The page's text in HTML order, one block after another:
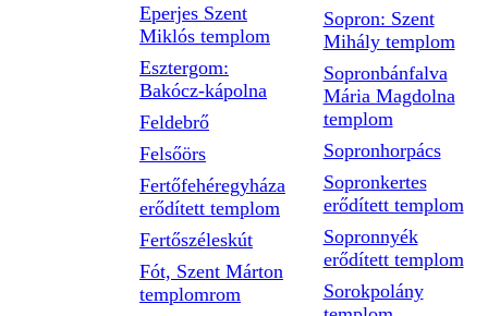
Eperjes Szent
Miklós templom
Esztergom:
Bakócz-kápolna
Feldebrő
Felsőörs
Fertőfehéregyháza
erődített templom
Fertőszéleskút
Fót, Szent Márton
templomrom
Sopron: Szent
Mihály templom
Sopronbánfalva
Mária Magdolna
templom
Sopronhorpács
Sopronkertes
erődített templom
Sopronnyék
erődített templom
Sorokpolány